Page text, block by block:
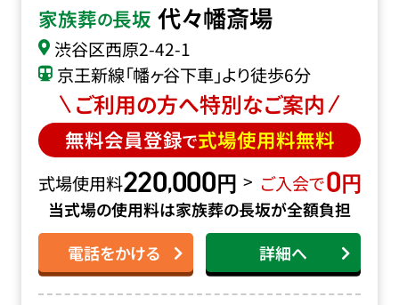
家族葬の長坂 代々幡斎場
渋谷区西原2-42-1
京王新線「幡ヶ谷下車」より徒歩6分
ご利用の方へ特別なご案内
無料会員登録で式場使用料無料
式場使用料220,000円 > ご入会で0円
当式場の使用料は家族葬の長坂が全額負担
電話をかける
詳細へ